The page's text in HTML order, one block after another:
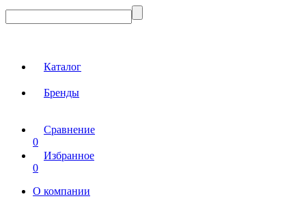
Каталог
Бренды
Сравнение
0
Избранное
0
О компании